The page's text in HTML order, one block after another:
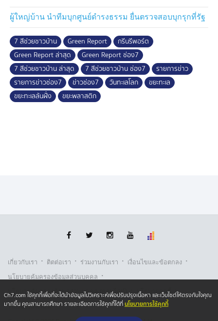
ผู้ใหญ่บ้าน นำทีมบุกศูนย์ดำรงธรรม ยื่นตรวจสอบบุกรุกที่รัฐ
7 สีช่วยชาวบ้าน Green Report
กรีนรีพอร์ต
Green Report ล่าสุด
Green Report ช่อง7
7 สีช่วยชาวบ้าน ล่าสุด
7 สีช่วยชาวบ้าน ช่อง7
รายการข่าว
รายการข่าวช่อง7
ข่าวช่อง7 วันทะเลโลก
ขยะทะเล
ขยะทะเลล้นฝั่ง
ขยะพลาสติก
เกี่ยวกับเรา · ติตต่อเรา · ร่วมงานกับเรา · เงื่อนไขและข้อตกลง ·
นโยบายคุ้มครองข้อมูลส่วนบุคคล ·
นโยบายคุ้มครองข้อมูลส่วนบุคคล (ออนไลน์) · นโยบายคุกกี้ ·
รับเรื่องร้องเรียน
Ch7.com ใช้คุกกี้เพื่อที่จะได้นำข้อมูลไปวิเคราะห์เพื่อปรับปรุงเนื้อหา และเว็บไซต์ให้ตรงกับใจคุณ
มากขึ้น คุณสามารถศึกษา รายละเอียดการใช้คุกกี้ได้ที่นโยบายการใช้คุกกี้